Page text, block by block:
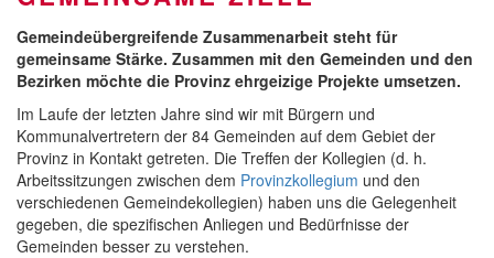
Gemeindeübergreifende Zusammenarbeit steht für
gemeinsame Stärke. Zusammen mit den Gemeinden und den
Bezirken möchte die Provinz ehrgeizige Projekte umsetzen.
Im Laufe der letzten Jahre sind wir mit Bürgern und
Kommunalvertretern der 84 Gemeinden auf dem Gebiet der
Provinz in Kontakt getreten. Die Treffen der Kollegien (d. h.
Arbeitssitzungen zwischen dem Provinzkollegium und den
verschiedenen Gemeindekollegien) haben uns die Gelegenheit
gegeben, die spezifischen Anliegen und Bedürfnisse der
Gemeinden besser zu verstehen.